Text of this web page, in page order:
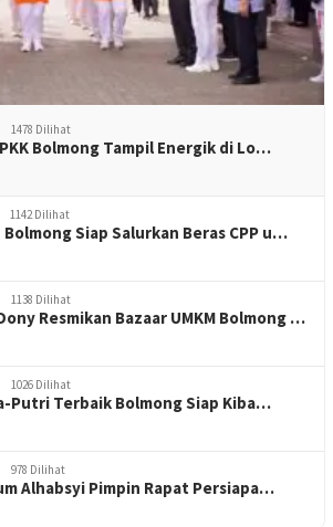
1478 Dilihat
Bolmong Tampil Energik di Lo…
1142 Dilihat
Bolmong Siap Salurkan Beras CPP u…
1138 Dilihat
Resmikan Bazaar UMKM Bolmong …
1026 Dilihat
Putri Terbaik Bolmong Siap Kiba…
978 Dilihat
Alhabsyi Pimpin Rapat Persiapa…